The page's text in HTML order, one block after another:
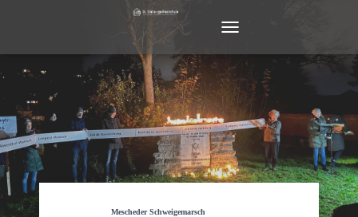
A
V
G
A
T
I
O
N
Mescheder Schweigemarsch